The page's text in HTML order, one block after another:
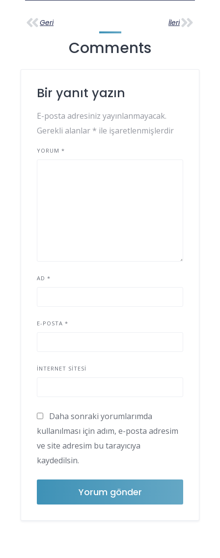
Geri İleri
Comments
Bir yanıt yazın
E-posta adresiniz yayınlanmayacak.
Gerekli alanlar * ile işaretlenmişlerdir
YORUM *
AD *
E-POSTA *
İNTERNET SITESI
Daha sonraki yorumlarımda
kullanılması için adım, e-posta adresim
ve site adresim bu tarayıcıya
kaydedilsin.